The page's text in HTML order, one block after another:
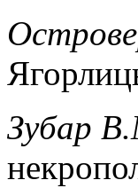
Зубар